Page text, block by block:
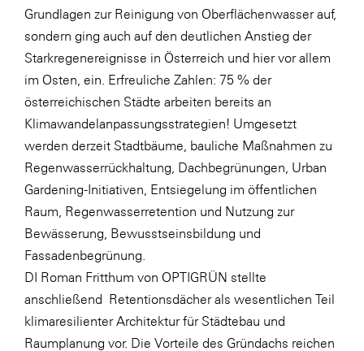
Salesforce
sebamed
SeneCura
SERVICE&MORE
SKINUANCE®
Sony DADC
SPIEGLTEC
STIHL Tirol
Trend Micro
TAG GmbH
VALETTA
Grundlagen zur Reinigung von Oberflächenwasser auf,
sondern ging auch auf den deutlichen Anstieg der
Starkregenereignisse in Österreich und hier vor allem
im Osten, ein. Erfreuliche Zahlen: 75 % der
österreichischen Städte arbeiten bereits an
Klimawandelanpassungsstrategien! Umgesetzt
werden derzeit Stadtbäume, bauliche Maßnahmen zu
Regenwasserrückhaltung, Dachbegrünungen, Urban
Gardening-Initiativen, Entsiegelung im öffentlichen
Raum, Regenwasserretention und Nutzung zur
Bewässerung, Bewusstseinsbildung und
Fassadenbegrünung.
DI Roman Fritthum von OPTIGRÜN stellte
anschließend Retentionsdächer als wesentlichen Teil
klimaresilienter Architektur für Städtebau und
Raumplanung vor. Die Vorteile des Gründachs reichen